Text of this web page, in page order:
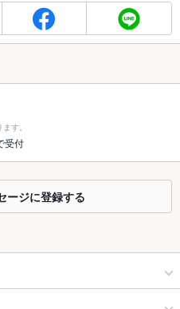
堪能ください♪)
ご了承ください。
ご了承ください。
んご了承ください。
んご了承ください。
ます。ご了承ください。
す。
受付
ージに登録する